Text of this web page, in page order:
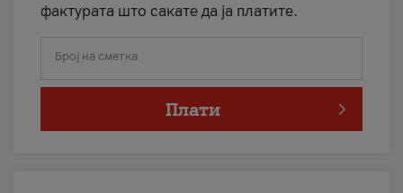
фактурата што сакате да ја платите.
Број на сметка
Плати